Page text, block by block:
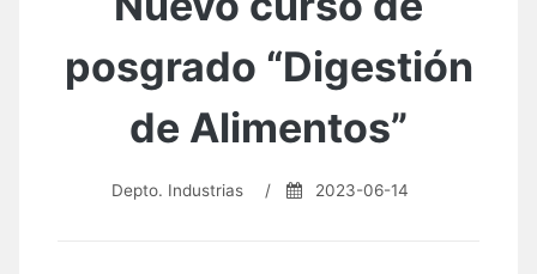
posgrado “Digestión
de Alimentos”
Depto. Industrias / 2023-06-14